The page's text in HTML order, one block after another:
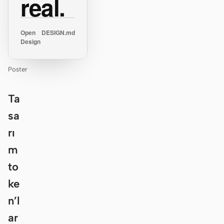
real.
Open
Design
DESIGN.md
Poster
Ta
sa
rı
m
to
ke
n’l
ar